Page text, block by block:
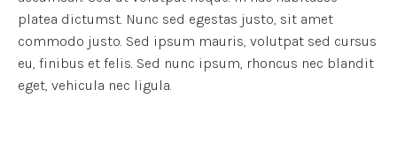
platea dictumst. Nunc sed egestas justo, sit amet
commodo justo. Sed ipsum mauris, volutpat sed cursus
eu, finibus et felis. Sed nunc ipsum, rhoncus nec blandit
eget, vehicula nec ligula.